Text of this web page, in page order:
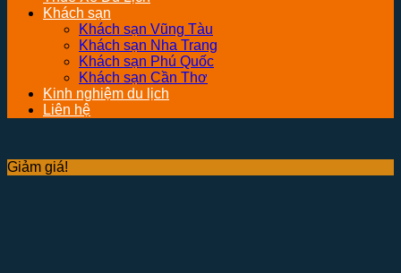
Khách sạn
Khách sạn Vũng Tàu
Khách sạn Nha Trang
Khách sạn Phú Quốc
Khách sạn Cần Thơ
Kinh nghiệm du lịch
Liên hệ
Giảm giá!